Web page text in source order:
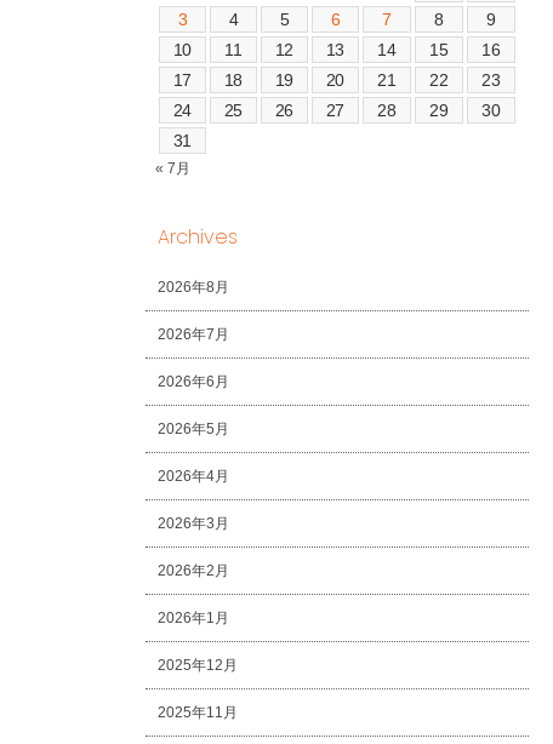
3
4 5 6 7 8
9
10
11 12 13 14 15
16
17
18 19 20 21 22
23
24
25 26 27 28 29
30
31
« 7月
Archives
2026年8月
2026年7月
2026年6月
2026年5月
2026年4月
2026年3月
2026年2月
2026年1月
2025年12月
2025年11月